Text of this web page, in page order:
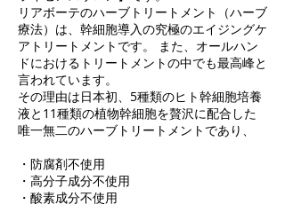
リアボーテのハーブトリートメント（ハーブ
療法）は、幹細胞導入の究極のエイジングケ
アトリートメントです。 また、オールハン
ドにおけるトリートメントの中でも最高峰と
言われています。
その理由は日本初、5種類のヒト幹細胞培養
液と11種類の植物幹細胞を贅沢に配合した
唯一無二のハーブトリートメントであり、
・防腐剤不使用
・高分子成分不使用
・酸素成分不使用